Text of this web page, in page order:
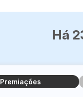
Há
Premiações